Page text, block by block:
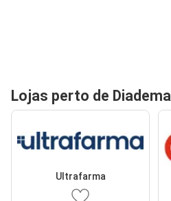
Lojas perto de Diadema
Ultrafarma